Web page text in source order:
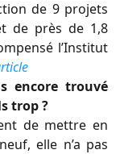
de 9 projets
de près de 1,8
l’Institut
encore trouvé
trop ?
de mettre en
elle n’a pas